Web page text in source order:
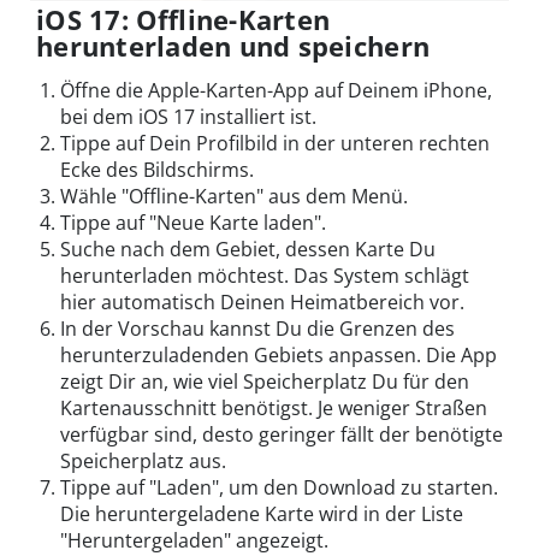
iOS 17: Offline-Karten
herunterladen und speichern
Öffne die Apple-Karten-App auf Deinem iPhone,
bei dem iOS 17 installiert ist.
Tippe auf Dein Profilbild in der unteren rechten
Ecke des Bildschirms.
Wähle "Offline-Karten" aus dem Menü.
Tippe auf "Neue Karte laden".
Suche nach dem Gebiet, dessen Karte Du
herunterladen möchtest. Das System schlägt
hier automatisch Deinen Heimatbereich vor.
In der Vorschau kannst Du die Grenzen des
herunterzuladenden Gebiets anpassen. Die App
zeigt Dir an, wie viel Speicherplatz Du für den
Kartenausschnitt benötigst. Je weniger Straßen
verfügbar sind, desto geringer fällt der benötigte
Speicherplatz aus.
Tippe auf "Laden", um den Download zu starten.
Die heruntergeladene Karte wird in der Liste
"Heruntergeladen" angezeigt.